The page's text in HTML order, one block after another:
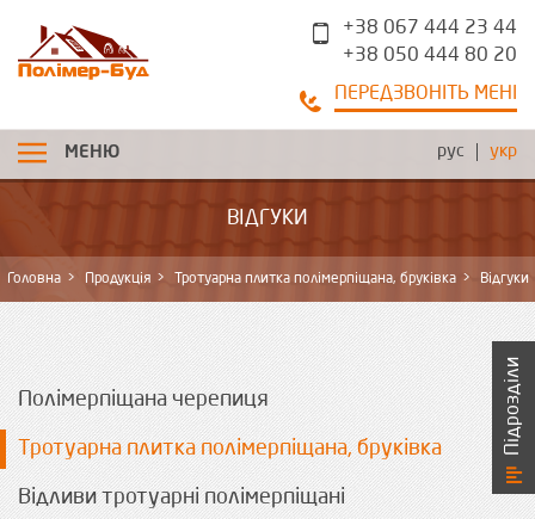
+38 067 444 23 44
+38 050 444 80 20
ПЕРЕДЗВОНІТЬ МЕНІ
рус укр
МЕНЮ
ВІДГУКИ
Головна Продукція Тротуарна плитка полімерпіщана, бруківка Відгуки
Підрозділи
Полімерпіщана черепиця
Тротуарна плитка полімерпіщана, бруківка
Відливи тротуарні полімерпіщані